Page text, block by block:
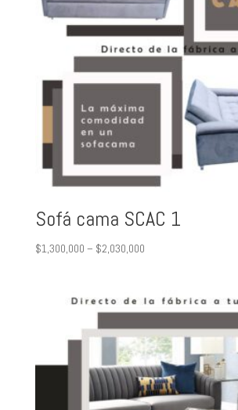
Sofá cama SCAC 1
$1,300,000 – $2,030,000